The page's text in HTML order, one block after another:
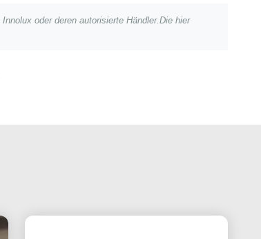
oder deren autorisierte Händler.Die hier